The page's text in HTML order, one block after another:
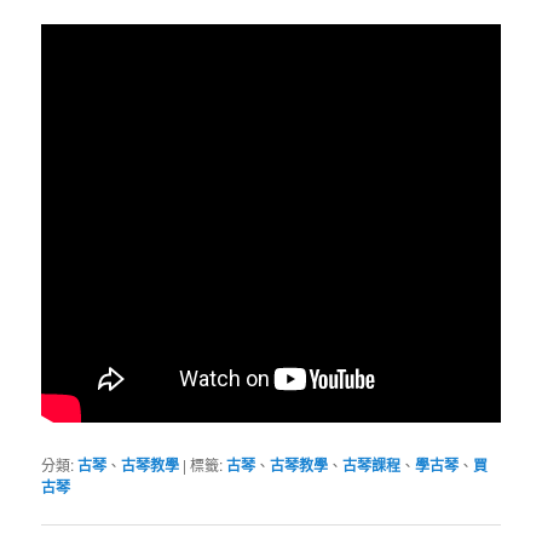
分類:古琴 、古琴教學 |標籤:古琴 、古琴教學 、古琴課程 、學古琴 、 買
古琴